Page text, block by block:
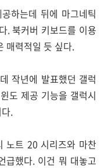
하는데 뒤에 마그네틱
. 북커버 키보드를 이용
매력적일 듯 싶다.
작년에 발표했던 갤럭
도 제공 기능을 갤럭시
.
노트 20 시리즈와 마찬
급했다. 이건 뭐 대놓고